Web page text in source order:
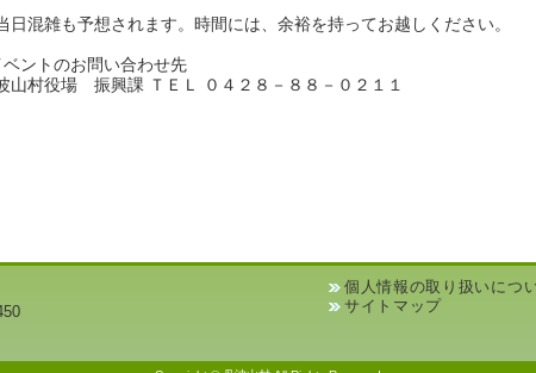
日混雑も予想されます。時間には、余裕を持ってお越しください。
ベントのお問い合わせ先
山村役場 振興課 ＴＥＬ ０４２８－８８－０２１１
個人情報の取り扱いにつ
サイトマップ